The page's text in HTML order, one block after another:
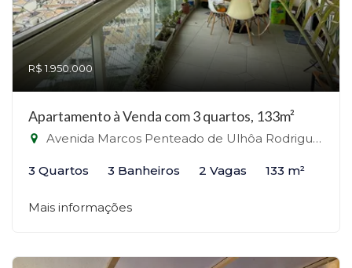
R$ 1.950.000
Apartamento à Venda com 3 quartos, 133m²
Avenida Marcos Penteado de Ulhôa Rodrigues - Santana de Parnaíba - SP - Alphaville, Santana de Parnaíba-SP
3 Quartos 3 Banheiros 2 Vagas 133 m²
Mais informações